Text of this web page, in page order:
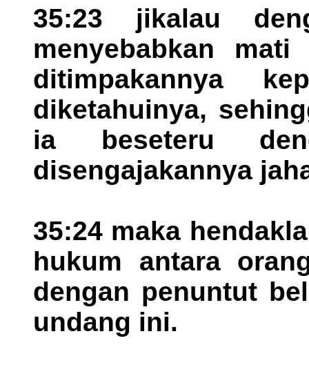
35:23 jikalau
menyebabkan
ditimpakannya
diketahuinya,
ia beseteru
disengajakannya
35:24 maka
hukum antara
dengan penuntut
undang ini.